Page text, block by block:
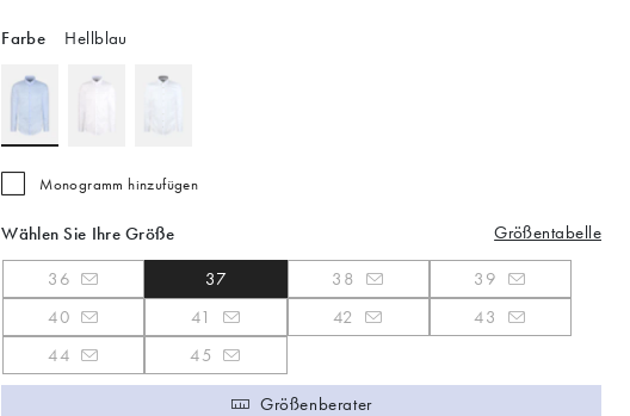
Farbe Hellblau
Monogramm hinzufügen
Wählen Sie Ihre Größe Größentabelle
36 37 38
39
40
41 42
43
44
45
Größenberater